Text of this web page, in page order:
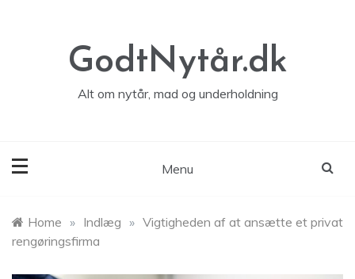
GodtNytår.dk
Alt om nytår, mad og underholdning
Menu
Home » Indlæg » Vigtigheden af ​​at ansætte et privat
rengøringsfirma